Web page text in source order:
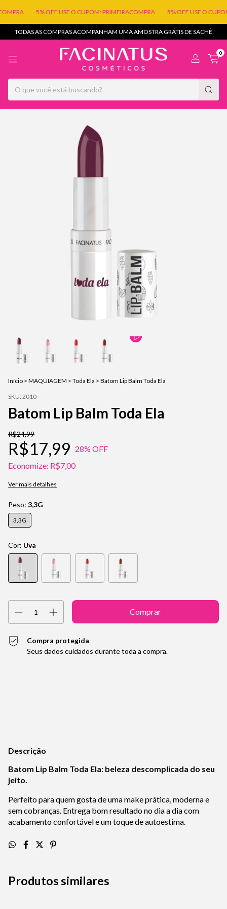
5% OFF USE O CUPOM: PRIMEIRACOMPRA 5% OFF USE O CUPOM:
TODAS AS COMPRAS ACOMPANHAM UMA AMOSTRA GRÁTIS DE SACHÊ
0
Início > MAQUIAGEM > Toda Ela > Batom Lip Balm Toda Ela
SKU: 2010
Batom Lip Balm Toda Ela
R$24,99
R$17,99 28% OFF
Economize: R$7,00
Ver mais detalhes
Peso: 3,3G
3,3G
Cor: Uva
Compra protegida
Seus dados cuidados durante toda a compra.
Descrição
Batom Lip Balm Toda Ela: beleza descomplicada do seu
jeito.
Perfeito para quem gosta de uma make prática, moderna e
sem cobranças. Entrega bom resultado no dia a dia com
acabamento confortável e um toque de autoestima.
Produtos similares